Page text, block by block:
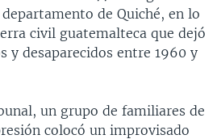
de Quiché, en lo
civil guatemalteca que dejó
y desaparecidos entre 1960 y
un grupo de familiares de
colocó un improvisado